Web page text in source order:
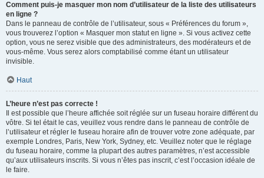
Comment puis-je masquer mon nom d’utilisateur de la liste des utilisateurs
en ligne ?
Dans le panneau de contrôle de l’utilisateur, sous « Préférences du forum »,
vous trouverez l’option « Masquer mon statut en ligne ». Si vous activez cette
option, vous ne serez visible que des administrateurs, des modérateurs et de
vous-même. Vous serez alors comptabilisé comme étant un utilisateur
invisible.
Haut
L’heure n’est pas correcte !
Il est possible que l’heure affichée soit réglée sur un fuseau horaire différent du
vôtre. Si tel était le cas, veuillez vous rendre dans le panneau de contrôle de
l’utilisateur et régler le fuseau horaire afin de trouver votre zone adéquate, par
exemple Londres, Paris, New York, Sydney, etc. Veuillez noter que le réglage
du fuseau horaire, comme la plupart des autres paramètres, n’est accessible
qu’aux utilisateurs inscrits. Si vous n’êtes pas inscrit, c’est l’occasion idéale de
le faire.